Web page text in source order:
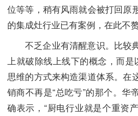
位等等，稍有风雨就会被打回原
的集成灶行业已有案例，在此不赘
不乏企业有清醒意识。比较
上就破除线上线下的概念，而
思维的方式来构造渠道体系。在
销商不再是“总吃亏”的那个。华
确表示，“厨电行业就是个重资